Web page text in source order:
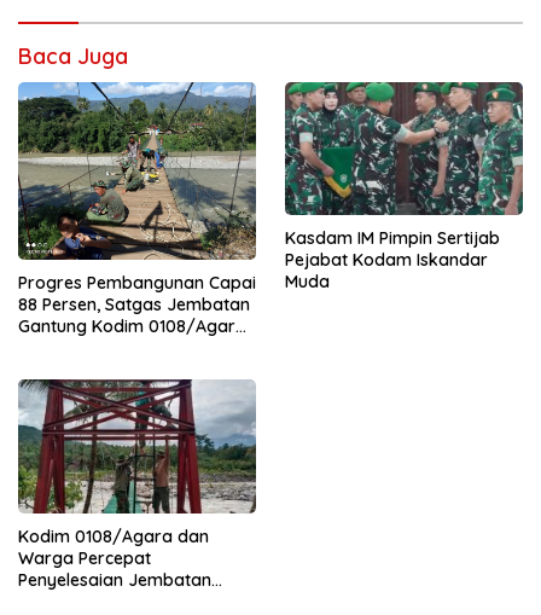
Baca Juga
Progres Pembangunan Capai
88 Persen, Satgas Jembatan
Gantung Kodim 0108/Agara
Kasdam IM Pimpin Sertijab
Pejabat Kodam Iskandar
Muda
Kodim 0108/Agara dan
Warga Percepat
Penyelesaian Jembatan